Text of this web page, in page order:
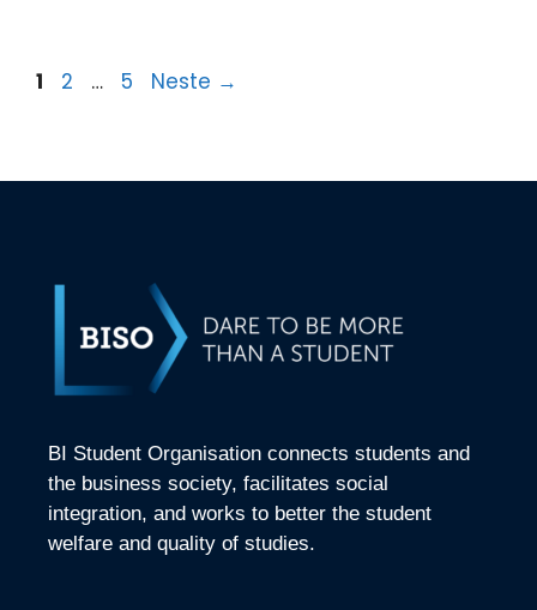
1 2 … 5 Neste →
BI Student Organisation connects students and
the business society, facilitates social
integration, and works to better the student
welfare and quality of studies.